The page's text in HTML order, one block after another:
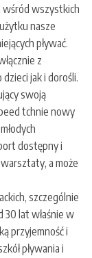
wśród wszystkich
nasze
pływać.
z
jak i dorośli.
swoją
tchnie nowy
dostępny i
a może
szczególnie
30 lat właśnie w
przyjemność i
pływania i